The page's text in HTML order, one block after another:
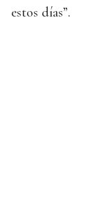
estos días”.